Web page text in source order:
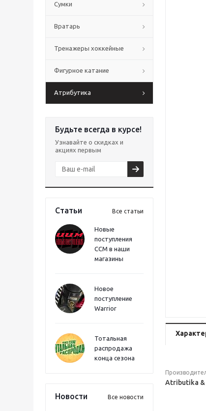
Сумки
Вратарь
Тренажеры хоккейные
Фигурное катание
Атрибутика
Будьте всегда в курсе!
Узнавайте о скидках и
акциях первым
Статьи Все статьи
Новые
поступления
CCM в наши
магазины
Новое
поступление
Warrior
Тотальная
распродажа
конца сезона
Новости Все новости
Atributika &